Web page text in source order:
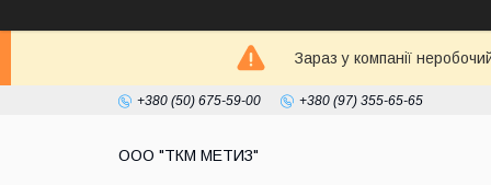
Зараз у компанії
+380 (50) 675-59-00 +380 (97) 355-65-65
ООО "ТКМ МЕТИЗ"